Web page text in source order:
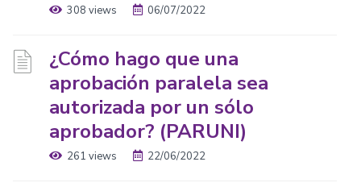
308 views 06/07/2022
¿Cómo hago que una
aprobación paralela sea
autorizada por un sólo
aprobador? (PARUNI)
261 views 22/06/2022